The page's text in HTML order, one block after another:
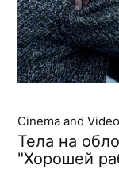
Cinema and Video
Тела на
"Хорошей